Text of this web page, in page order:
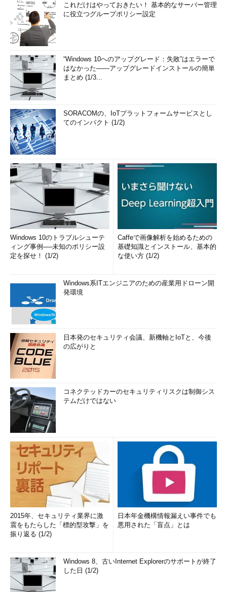
これだけはやっておきたい！ 基本的なサーバー管理
に役立つグループポリシー設定
“Windows 10へのアップグレード：失敗”はエラーで
はなかった――アップグレードインストールの簡単
まとめ (1/3...
SORACOMの、IoTプラットフォームサービスとし
てのインパクト (1/2)
Windows 10のトラブルシューテ
ィング事例──未知のポリシー設
定を探せ！ (1/2)
Caffeで画像解析を始めるための
基礎知識とインストール、基本的
な使い方 (1/2)
Windows系ITエンジニアのための産業用ドローン開
発環境
日本発のセキュリティ会議、新機軸とIoTと、今後
の広がりと
コネクテッドカーのセキュリティリスクは制御シス
テムだけではない
2015年、セキュリティ業界に激
震をもたらした「標的型攻撃」を
振り返る (1/2)
日本年金機構情報漏えい事件でも
悪用された「盲点」とは
Windows 8、古いInternet Explorerのサポートが終了
した日 (1/2)